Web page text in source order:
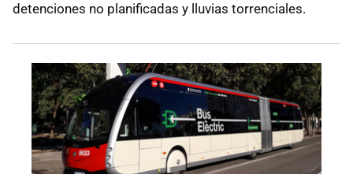
detenciones no planificadas y lluvias torrenciales.